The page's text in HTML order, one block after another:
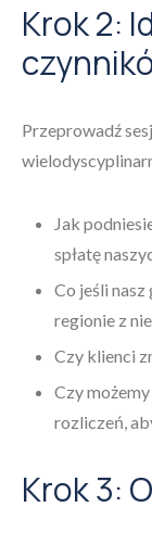
Krok 2:
Przeprowadź
Jak
spłatę
Co jeśli nasz
regionie z
Czy klienci
Czy
rozliczeń,
Krok 3: